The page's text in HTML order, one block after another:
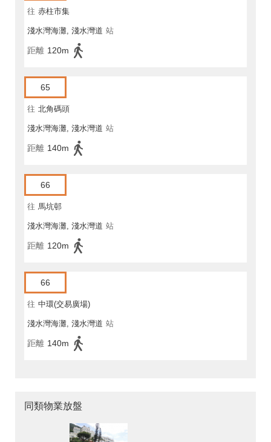
往 赤柱市集
淺水灣海灘, 淺水灣道 站
距離 120m
65
往 北角碼頭
淺水灣海灘, 淺水灣道 站
距離 140m
66
往 馬坑邨
淺水灣海灘, 淺水灣道 站
距離 120m
66
往 中環(交易廣場)
淺水灣海灘, 淺水灣道 站
距離 140m
同類物業放盤